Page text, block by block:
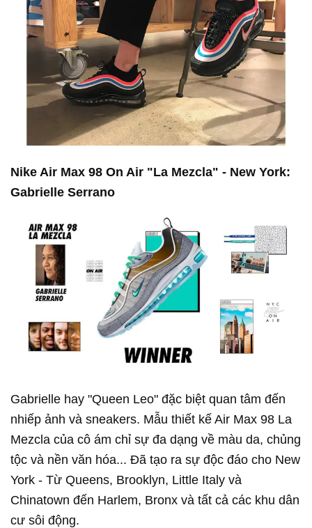
Nike Air Max 98 On Air "La Mezcla" - New York:
Gabrielle Serrano
Gabrielle hay "Queen Leo" đặc biệt quan tâm đến
nhiếp ảnh và sneakers. Mẫu thiết kế Air Max 98 La
Mezcla của cô ám chỉ sự đa dạng về màu da, chủng
tộc và nền văn hóa... Đã tạo ra sự độc đáo cho New
York - Từ Queens, Brooklyn, Little Italy và
Chinatown đến Harlem, Bronx và tất cả các khu dân
cư sôi động.